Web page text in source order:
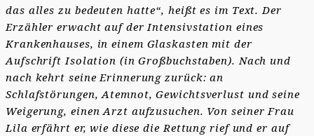
das alles zu bedeuten hatte“, heißt es im Text. Der
Erzähler erwacht auf der Intensivstation eines
Krankenhauses, in einem Glaskasten mit der
Aufschrift Isolation (in Großbuchstaben). Nach und
nach kehrt seine Erinnerung zurück: an
Schlafstörungen, Atemnot, Gewichtsverlust und seine
Weigerung, einen Arzt aufzusuchen. Von seiner Frau
Lila erfährt er, wie diese die Rettung rief und er auf